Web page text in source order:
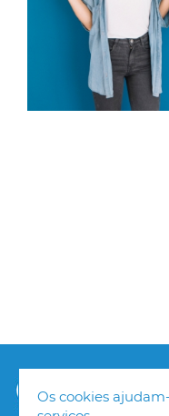
Os cookies